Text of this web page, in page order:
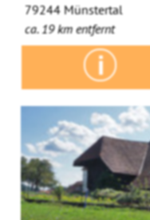
79244 Münstertal
ca. 19 km entfernt